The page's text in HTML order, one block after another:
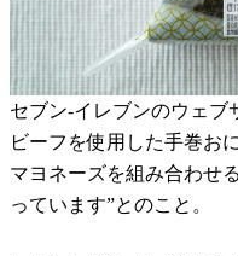
セブン-イレブンのウェブ
ビーフを使用した手巻お
マヨネーズを組み合わせ
っています”とのこと。